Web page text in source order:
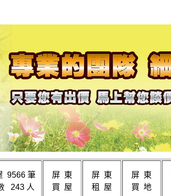
9566 筆
243 人
屏 東
買 屋
屏 東
租 屋
屏 東
買 地